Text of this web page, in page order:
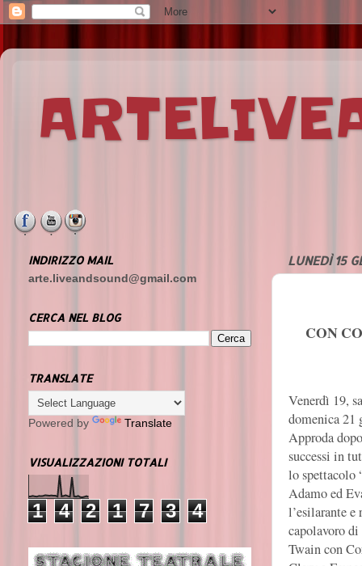
LUNEDÌ 15
CON
Venerdì 19,
domenica 21
Approda
successi in
lo spettacolo
Adamo ed
l’esilarante e
capolavoro
Twain con
INDIRIZZO MAIL
arte.liveandsound@gmail.com
CERCA NEL BLOG
TRANSLATE
Powered by Translate
VISUALIZZAZIONI TOTALI
1 4 2 1 7 3 4